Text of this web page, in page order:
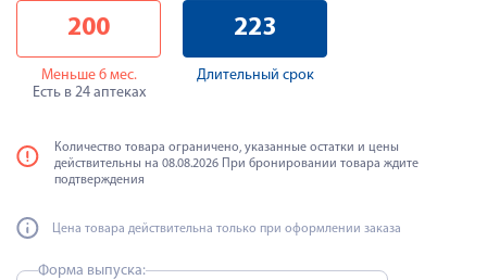
200
Меньше 6 мес.
Есть в 24 аптеках
223
Длительный срок
Количество товара ограничено, указанные остатки и цены
действительны на 08.08.2026 При бронировании товара ждите
подтверждения
Цена товара действительна только при оформлении заказа
Форма выпуска: